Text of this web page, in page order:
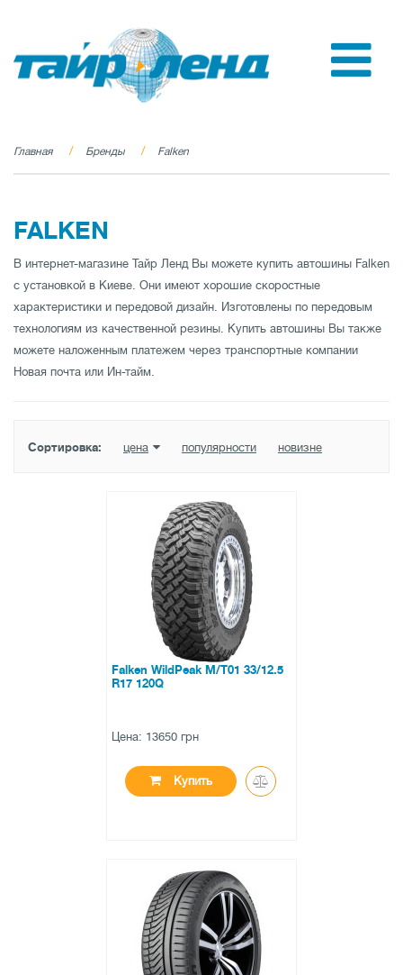
Главная Бренды Falken
FALKEN
В интернет-магазине Тайр Ленд Вы можете купить автошины Falken
с установкой в Киеве. Они имеют хорошие скоростные
характеристики и передовой дизайн. Изготовлены по передовым
технологиям из качественной резины. Купить автошины Вы также
можете наложенным платежем через транспортные компании
Новая почта или Ин-тайм.
Сортировка: цена популярности новизне
Falken WildPeak M/T01 33/12.5
R17 120Q
Цена: 13650 грн
Купить
в наличии
0 отзывов